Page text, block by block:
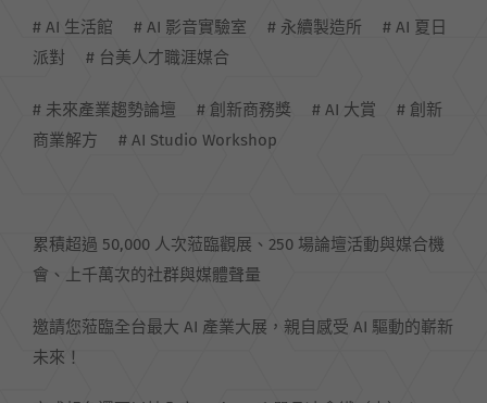
# AI 生活館 # AI 影音實驗室 # 永續製造所 # AI 夏日
派對 # 台美人才職涯媒合
# 未來產業趨勢論壇 # 創新商務獎 # AI 大賞 # 創新
商業解方 # AI Studio Workshop
累積超過 50,000 人次蒞臨觀展、250 場論壇活動與媒合機
會、上千萬次的社群與媒體聲量
邀請您蒞臨全台最大 AI 產業大展，親自感受 AI 驅動的嶄新
未來！